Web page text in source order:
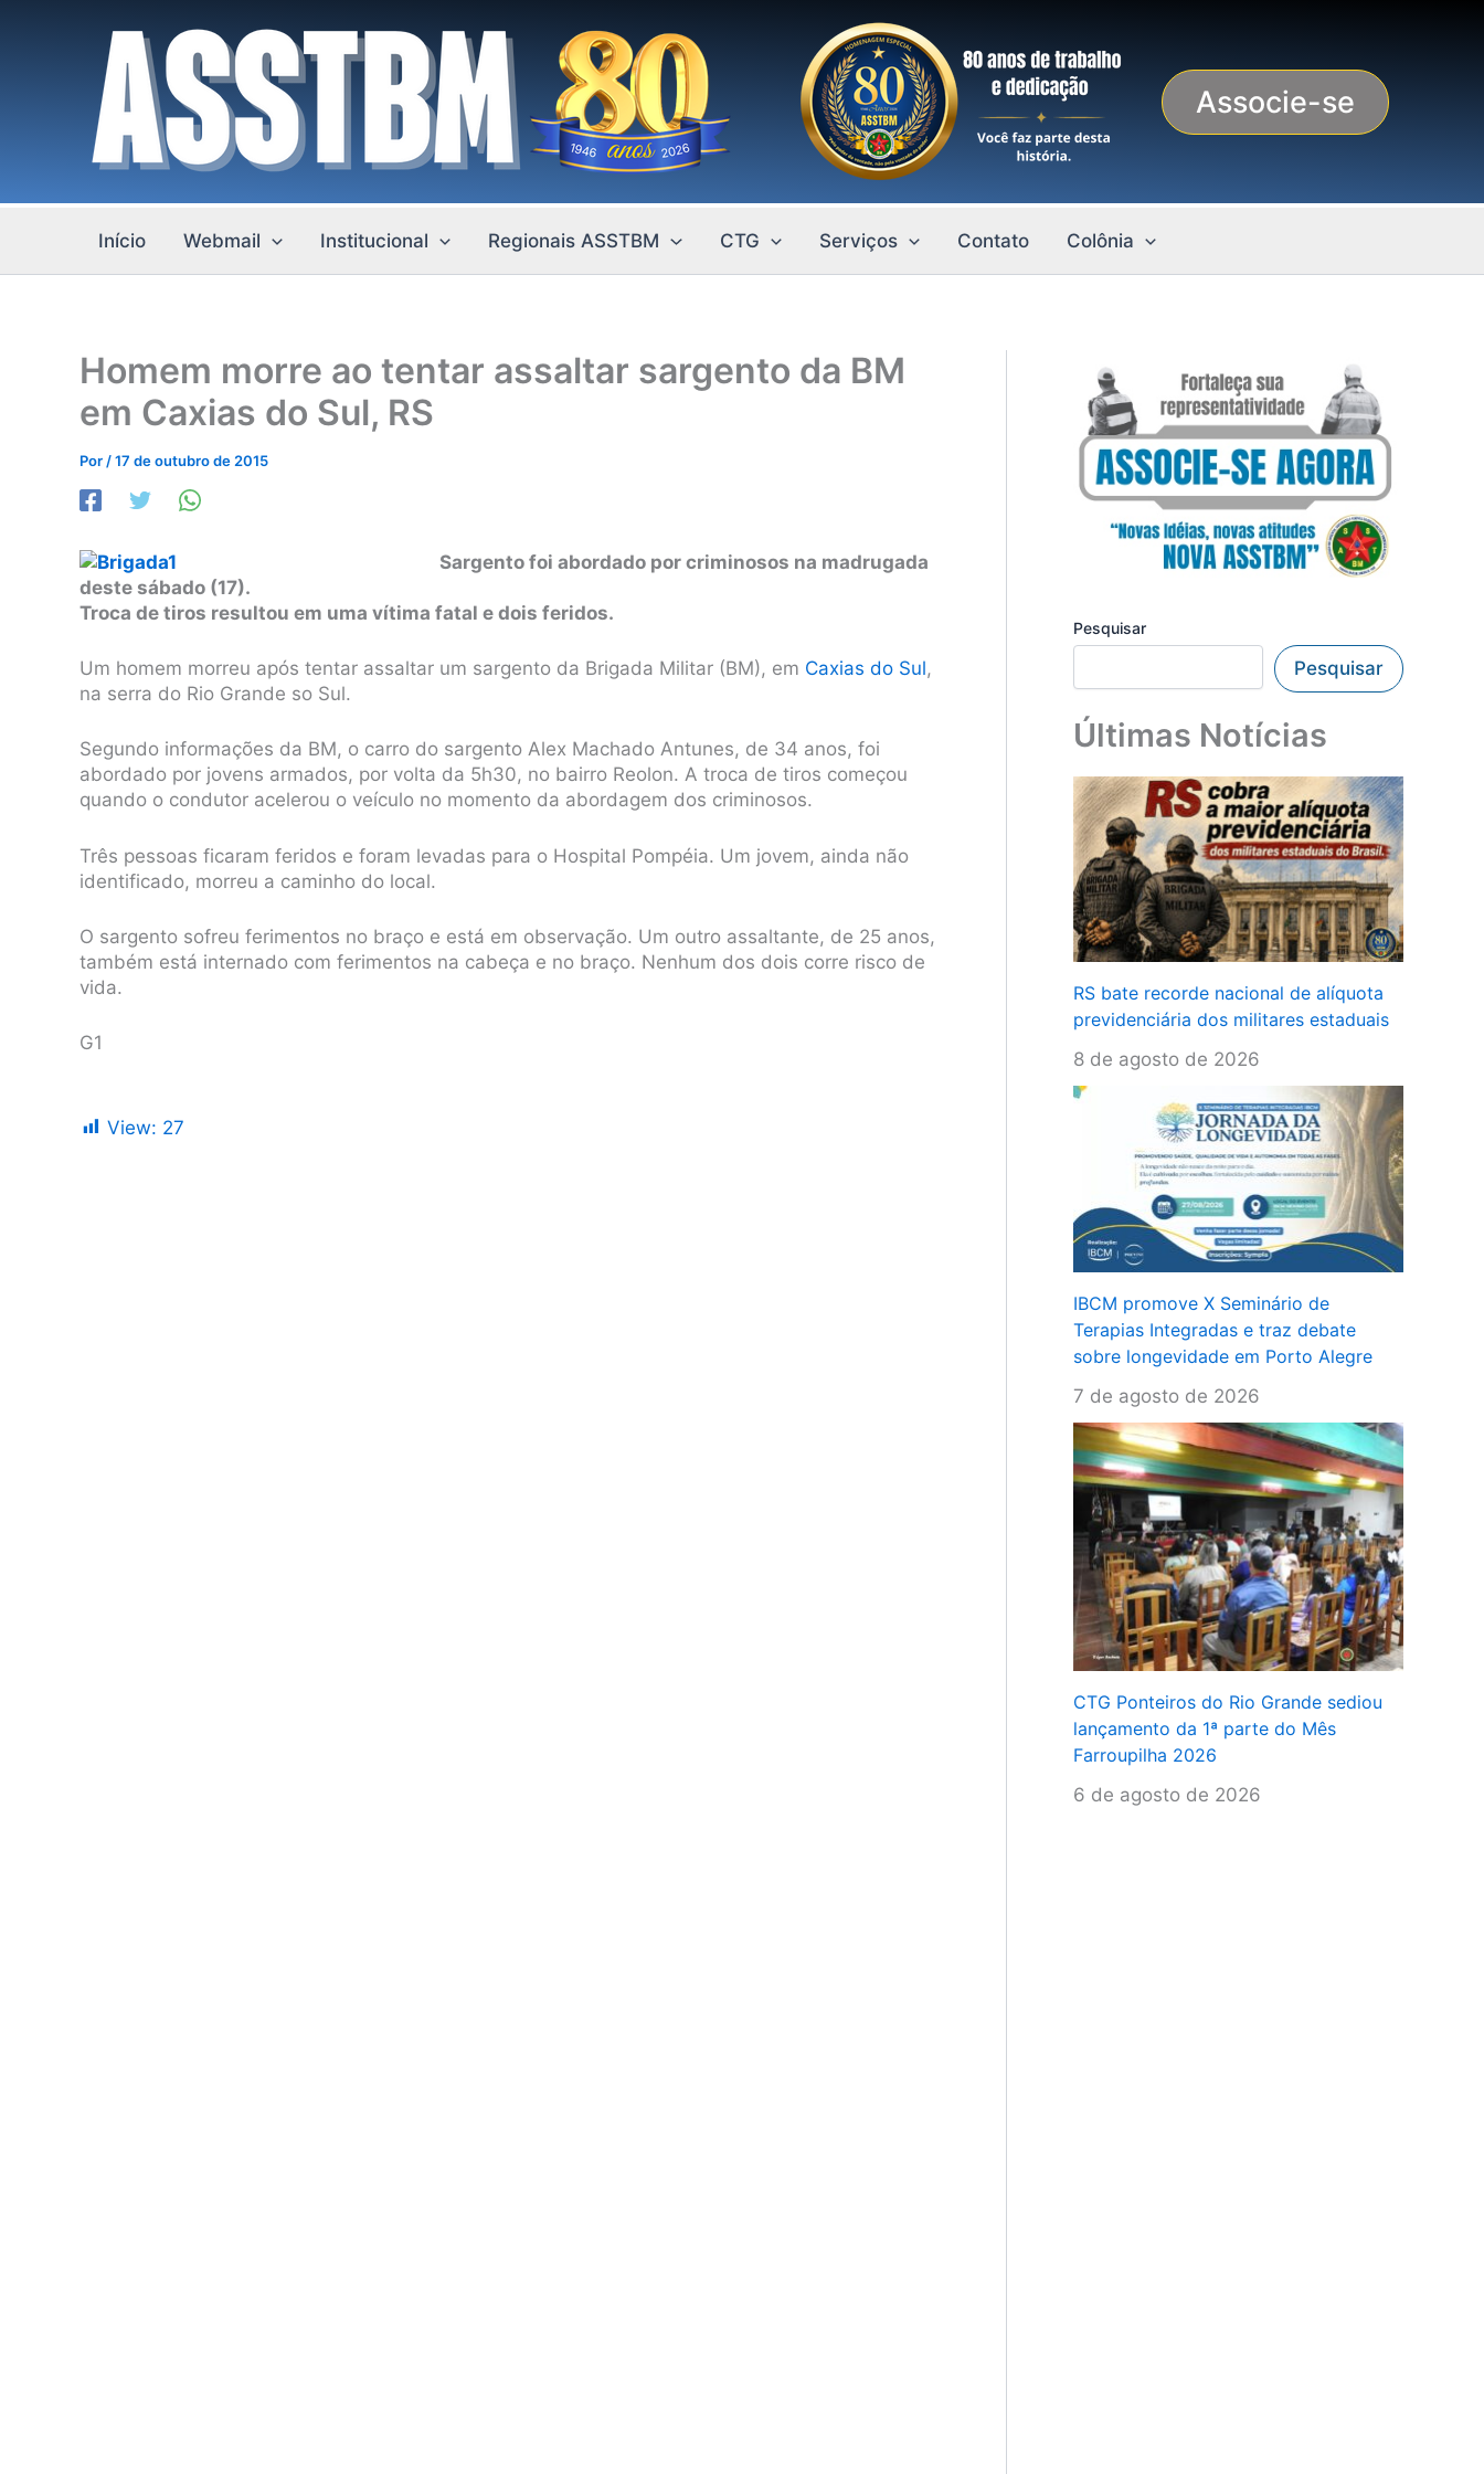
Associe-se
Início Webmail Institucional Regionais ASSTBM CTG Serviços Contato Colônia
Homem morre ao tentar assaltar sargento da BM
em Caxias do Sul, RS
Por /17 de outubro de 2015
Sargento foi abordado por criminosos na madrugada
deste sábado (17).
Troca de tiros resultou em uma vítima fatal e dois feridos.
Um homem morreu após tentar assaltar um sargento da Brigada Militar (BM), em Caxias do Sul,
na serra do Rio Grande so Sul.
Segundo informações da BM, o carro do sargento Alex Machado Antunes, de 34 anos, foi
abordado por jovens armados, por volta da 5h30, no bairro Reolon. A troca de tiros começou
quando o condutor acelerou o veículo no momento da abordagem dos criminosos.
Três pessoas ficaram feridos e foram levadas para o Hospital Pompéia. Um jovem, ainda não
identificado, morreu a caminho do local.
O sargento sofreu ferimentos no braço e está em observação. Um outro assaltante, de 25 anos,
também está internado com ferimentos na cabeça e no braço. Nenhum dos dois corre risco de
vida.
G1
View: 27
Pesquisar
Pesquisar
Últimas Notícias
RS bate recorde nacional de alíquota
previdenciária dos militares estaduais
8 de agosto de 2026
IBCM promove X Seminário de
Terapias Integradas e traz debate
sobre longevidade em Porto Alegre
7 de agosto de 2026
CTG Ponteiros do Rio Grande sediou
lançamento da 1ª parte do Mês
Farroupilha 2026
6 de agosto de 2026